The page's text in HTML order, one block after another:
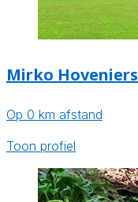
Mirko Hoveniers
Op 0 km afstand
Toon profiel